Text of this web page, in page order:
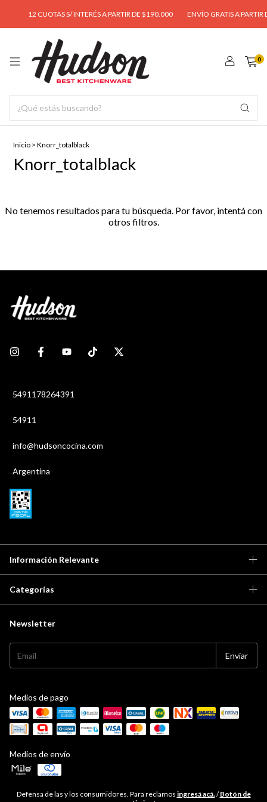
12 CUOTAS S/ INTERÉS A PARTIR DE $190.000 ENVÍO GRATIS A PARTIR
0
Inicio > Knorr_totalblack
Knorr_totalblack
No tenemos resultados para tu búsqueda. Por favor, intentá con
otros filtros.
5491178264391
54911
info@hudsoncocina.com
Argentina
Información Relevante
Categorías
Newsletter
Medios de pago
Medios de envío
Defensa de las y los consumidores. Para reclamos ingresá acá./ Botón de